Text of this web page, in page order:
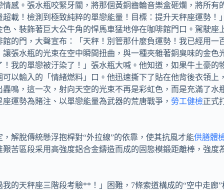
感。張水瓶咬緊牙關，將那個黃銅齒輪音樂盒砸爛，將所有
載！檢測到極致純粹的單戀能量！目標：提升天秤座運勢
、裝飾著巨大公牛角的悍馬車猛地停在咖啡館門口。駕駛座
門，大聲宣布：「天秤！別管那什麼負運勢！我已經用一
張水瓶的光束在空中瞬間扭曲，與一種夾雜著銅臭味的金
我的單戀被汙染了！」張水瓶大喊。他知道，如果牛土豪
以輸入的「情緒燃料」口。他迅速撕下了貼在他背後衣領
鳴，這一次，射向天空的光束不再是彩虹色，而是充滿了
運勢為賭注、以單戀能量為武器的荒唐戰爭， 勞工健檢正式
解脫傳統懸浮抱桿對“外拉線”的依靠，使其抗風才能供膳體
苦區段采用高強度鋁合金鑄造而成的固態模鍛距離棒，強
的天秤座三階段考驗**！」困難，7條索道構成的“空中走廊